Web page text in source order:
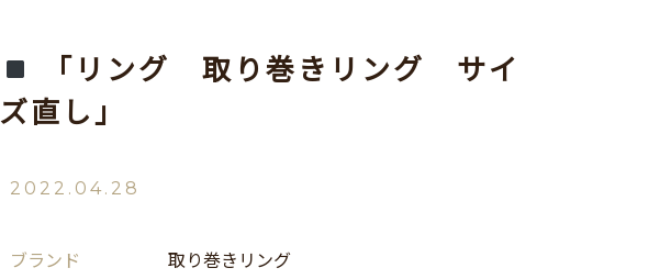
「リング 取り巻きリング サイ
ズ直し」
2022.04.28
ブランド 取り巻きリング